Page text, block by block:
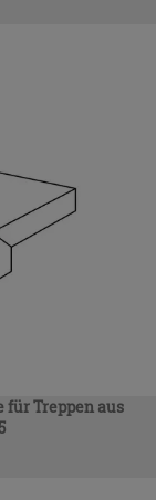
für Treppen aus